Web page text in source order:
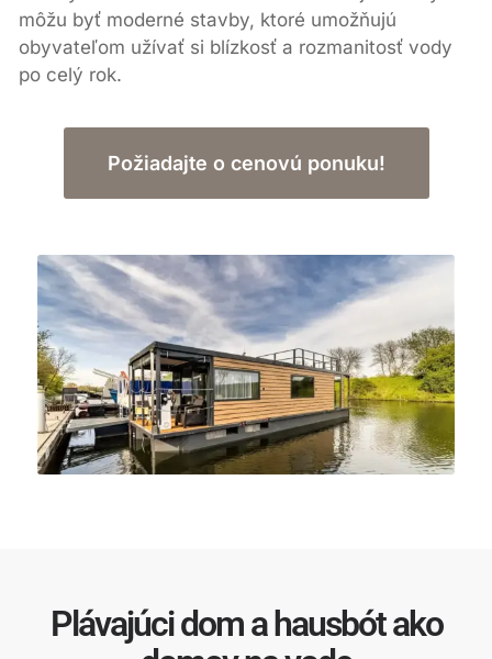
môžu byť moderné stavby, ktoré umožňujú
obyvateľom užívať si blízkosť a rozmanitosť vody
po celý rok.
Požiadajte o cenovú ponuku!
Plávajúci dom a hausbót ako